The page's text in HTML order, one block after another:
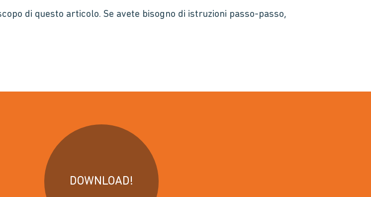
di questo articolo. Se avete bisogno di istruzioni passo-passo,
DOWNLOAD!